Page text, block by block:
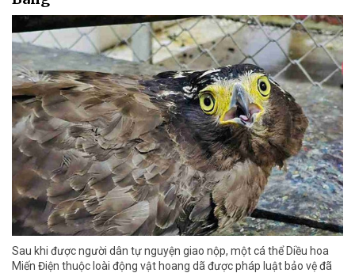
Sau khi được người dân tự nguyện giao nộp, một cá thể Diều hoa
Miến Điện thuộc loài động vật hoang dã được pháp luật bảo vệ đã